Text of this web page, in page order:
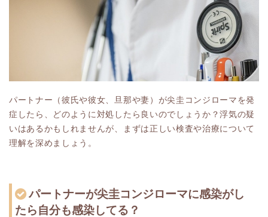
パートナー（彼氏や彼女、旦那や妻）が尖圭コンジローマを発
症したら、どのように対処したら良いのでしょうか？浮気の疑
いはあるかもしれませんが、まずは正しい検査や治療について
理解を深めましょう。
パートナーが尖圭コンジローマに感染がし
たら自分も感染してる？